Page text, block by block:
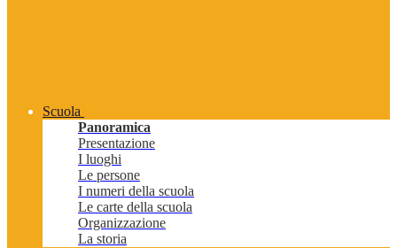
Scuola
Panoramica
Presentazione
I luoghi
Le persone
I numeri della scuola
Le carte della scuola
Organizzazione
La storia